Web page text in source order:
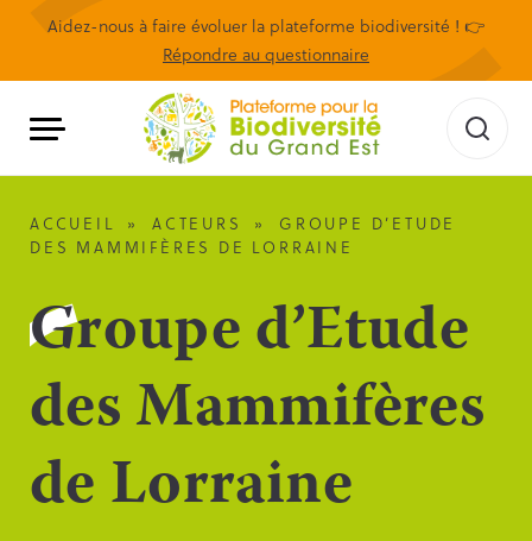
Aidez-nous à faire évoluer la plateforme biodiversité ! 👉
Répondre au questionnaire
ACCUEIL » ACTEURS »
GROUPE D’ETUDE
DES MAMMIFÈRES DE LORRAINE
Groupe d’Etude
des Mammifères
de Lorraine